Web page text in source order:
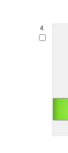
4.